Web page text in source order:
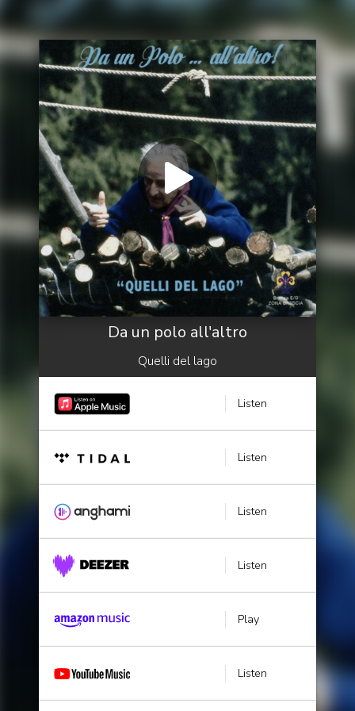
Da un polo all'altro
Quelli del lago
Listen
Listen
Listen
Listen
Play
Listen